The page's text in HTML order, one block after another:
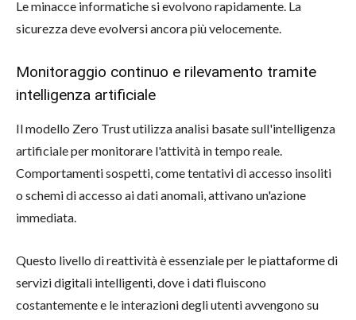
Le minacce informatiche si evolvono rapidamente. La
sicurezza deve evolversi ancora più velocemente.
Monitoraggio continuo e rilevamento tramite
intelligenza artificiale
Il modello Zero Trust utilizza analisi basate sull'intelligenza
artificiale per monitorare l'attività in tempo reale.
Comportamenti sospetti, come tentativi di accesso insoliti
o schemi di accesso ai dati anomali, attivano un'azione
immediata.
Questo livello di reattività è essenziale per le piattaforme di
servizi digitali intelligenti, dove i dati fluiscono
costantemente e le interazioni degli utenti avvengono su